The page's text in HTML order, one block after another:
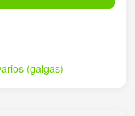
(galgas)